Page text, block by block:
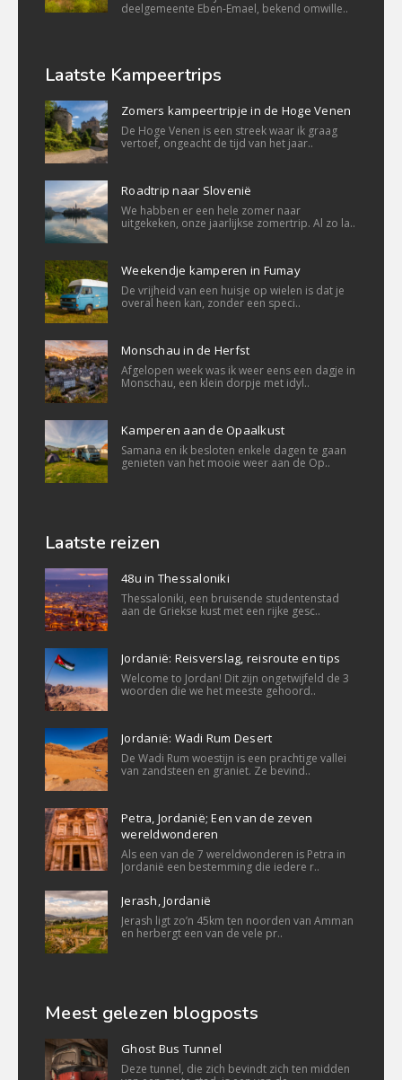
deelgemeente Eben-Emael, bekend omwille..
Laatste Kampeertrips
Zomers kampeertripje in de Hoge Venen
De Hoge Venen is een streek waar ik graag
vertoef, ongeacht de tijd van het jaar..
Roadtrip naar Slovenië
We habben er een hele zomer naar
uitgekeken, onze jaarlijkse zomertrip. Al zo la..
Weekendje kamperen in Fumay
De vrijheid van een huisje op wielen is dat je
overal heen kan, zonder een speci..
Monschau in de Herfst
Afgelopen week was ik weer eens een dagje in
Monschau, een klein dorpje met idyl..
Kamperen aan de Opaalkust
Samana en ik besloten enkele dagen te gaan
genieten van het mooie weer aan de Op..
Laatste reizen
48u in Thessaloniki
Thessaloniki, een bruisende studentenstad
aan de Griekse kust met een rijke gesc..
Jordanië: Reisverslag, reisroute en tips
Welcome to Jordan! Dit zijn ongetwijfeld de 3
woorden die we het meeste gehoord..
Jordanië: Wadi Rum Desert
De Wadi Rum woestijn is een prachtige vallei
van zandsteen en graniet. Ze bevind..
Petra, Jordanië; Een van de zeven
wereldwonderen
Als een van de 7 wereldwonderen is Petra in
Jordanië een bestemming die iedere r..
Jerash, Jordanië
Jerash ligt zo’n 45km ten noorden van Amman
en herbergt een van de vele pr..
Meest gelezen blogposts
Ghost Bus Tunnel
Deze tunnel, die zich bevindt zich ten midden